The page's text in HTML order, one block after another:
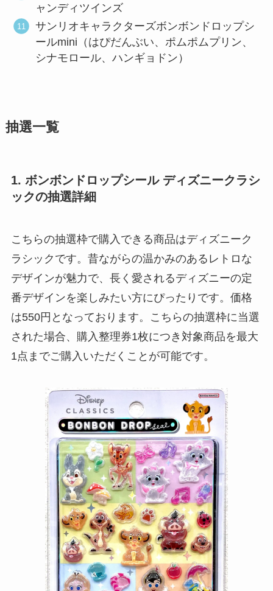
ャンディツインズ
サンリオキャラクターズボンボンドロップシ
ールmini（はぴだんぶい、ポムポムプリン、
シナモロール、ハンギョドン）
抽選一覧
1. ボンボンドロップシール ディズニークラシ
ックの抽選詳細
こちらの抽選枠で購入できる商品はディズニーク
ラシックです。昔ながらの温かみのあるレトロな
デザインが魅力で、長く愛されるディズニーの定
番デザインを楽しみたい方にぴったりです。価格
は550円となっております。こちらの抽選枠に当選
された場合、購入整理券1枚につき対象商品を最大
1点までご購入いただくことが可能です。